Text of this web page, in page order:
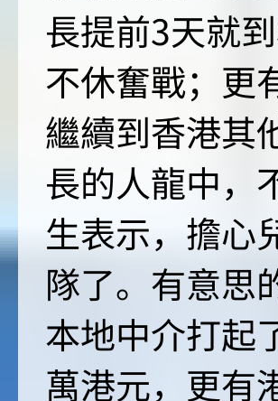
長提前3天就
不休奮戰；更
繼續到香港其
長的人龍中，
生表示，擔心
隊了。有意思
本地中介打起
萬港元，更